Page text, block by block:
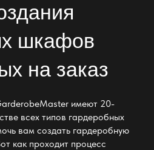
шкафов
на заказ
имеют 20-
всех типов гардеробных
вам создать гардеробную
как проходит процесс